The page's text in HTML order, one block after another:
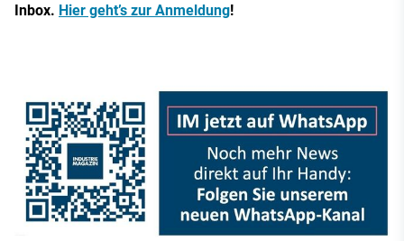
Inbox. Hier geht’s zur Anmeldung!